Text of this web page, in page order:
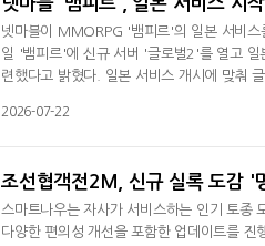
넷마블 '뱀피르', 일본 서비스 시
넷마블이 MMORPG '뱀피르'의 일본 서비
일 '뱀피르'에 신규 서버 '글로벌2'를 열고 일
련했다고 밝혔다. 일본 서비스 개시에 맞춰
께 경쟁하고 협력하며 게임을 즐길 수 있다.
2026-07-22
조선협객전2M, 신규 실록 도감 '
스마트나우는 자사가 서비스하는 인기 토종
다양한 편의성 개선을 포함한 업데이트를 진